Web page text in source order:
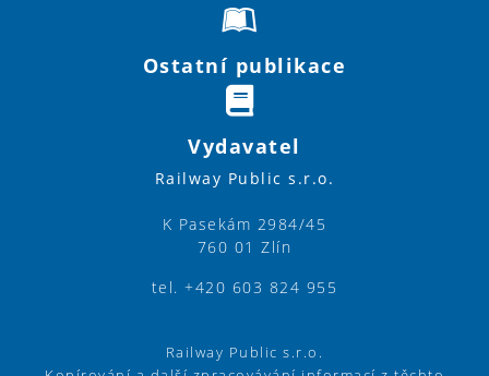
Ostatní publikace
Vydavatel
Railway Public s.r.o.
K Pasekám 2984/45
760 01 Zlín
tel. +420 603 824 955
Railway Public s.r.o.